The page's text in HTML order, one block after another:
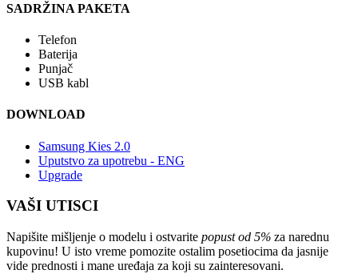
SADRŽINA PAKETA
Telefon
Baterija
Punjač
USB kabl
DOWNLOAD
Samsung Kies 2.0
Uputstvo za upotrebu - ENG
Upgrade
VAŠI UTISCI
Napišite mišljenje o modelu i ostvarite popust od 5% za narednu
kupovinu! U isto vreme pomozite ostalim posetiocima da jasnije
vide prednosti i mane uređaja za koji su zainteresovani.